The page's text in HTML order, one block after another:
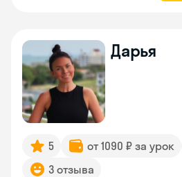
Дарья
5 от 1090 ₽ за урок
3 отзыва